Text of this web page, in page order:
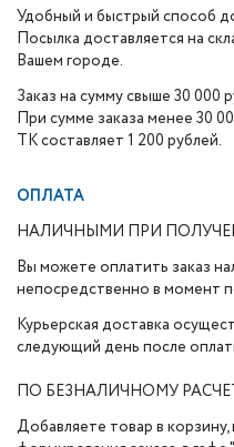
Удобный и быстрый способ
Посылка доставляется на
Вашем городе.
Заказ на сумму свыше 30 000
При сумме заказа менее 30
ТК составляет 1 200 рублей.
ОПЛАТА
НАЛИЧНЫМИ ПРИ
Вы можете оплатить заказ
непосредственно в момент
Курьерская доставка
следующий день после
ПО БЕЗНАЛИЧНОМУ
Добавляете товар в